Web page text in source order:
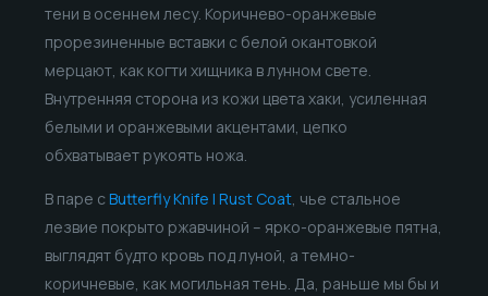
тени в осеннем лесу. Коричнево-оранжевые
прорезиненные вставки с белой окантовкой
мерцают, как когти хищника в лунном свете.
Внутренняя сторона из кожи цвета хаки, усиленная
белыми и оранжевыми акцентами, цепко
обхватывает рукоять ножа.
В паре сButterfly Knife | Rust Coat, чье стальное
лезвие покрыто ржавчиной – ярко-оранжевые пятна,
выглядят будто кровь под луной, а темно-
коричневые, как могильная тень. Да, раньше мы бы и